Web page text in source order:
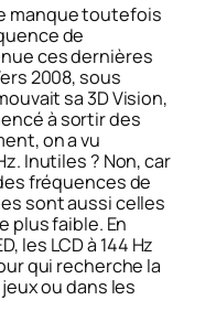
manque toutefois
de
ces dernières
2008, sous
sa 3D Vision,
à sortir des
on a vu
Inutiles ? Non, car
fréquences de
sont aussi celles
plus faible. En
les LCD à 144 Hz
qui recherche la
ou dans les